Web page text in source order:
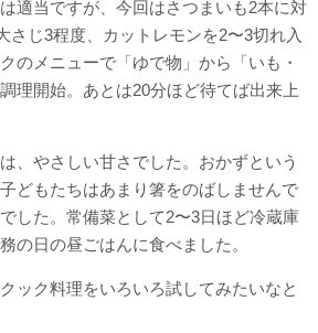
適当ですが、今回はさつまいも2本に対
さじ3程度、カットレモンを2〜3切れ入
のメニューで「ゆで物」から「いも・
理開始。あとは20分ほど待てば出来上
、やさしい甘さでした。おかずという
どもたちはあまり箸をのばしませんで
した。常備菜として2〜3日ほど冷蔵庫
の日の昼ごはんに食べました。
ック料理をいろいろ試してみたいなと